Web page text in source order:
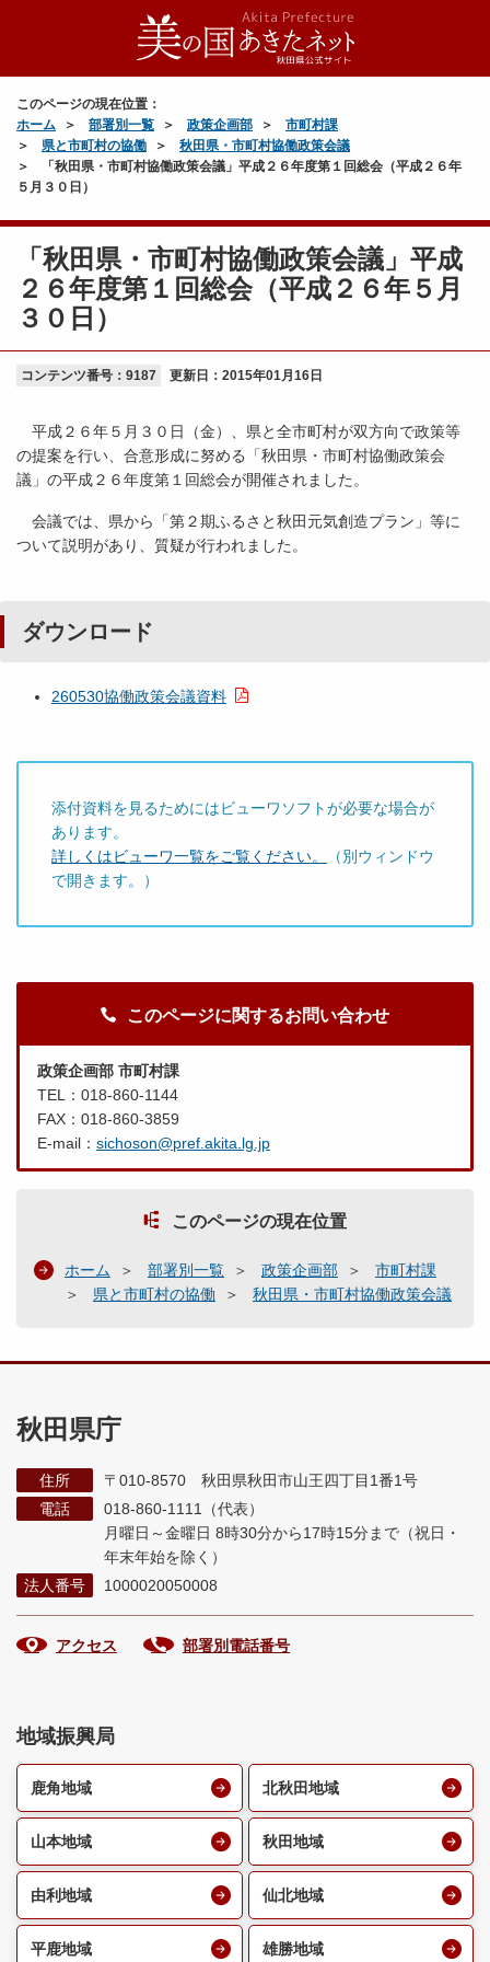
このページの現在位置：
ホーム
部署別一覧 政策企画部
市町村課
県と市町村の協働
秋田県・市町村協働政策会議
「秋田県・市町村協働政策会議」平成２６年度第１回総会（平成２６年
５月３０日）
「秋田県・市町村協働政策会議」平成
２６年度第１回総会（平成２６年５月
３０日）
コンテンツ番号：9187 更新日： 2015年01月16日
平成２６年５月３０日（金）、県と全市町村が双方向で政策等
の提案を行い、合意形成に努める「秋田県・市町村協働政策会
議」の平成２６年度第１回総会が開催されました。
会議では、県から「第２期ふるさと秋田元気創造プラン」等に
ついて説明があり、質疑が行われました。
ダウンロード
260530協働政策会議資料
添付資料を見るためにはビューワソフトが必要な場合が
あります。
詳しくはビューワ一覧をご覧ください。
（別ウィンドウ
で開きます。）
このページに関するお問い合わせ
政策企画部 市町村課
TEL：018-860-1144
FAX：018-860-3859
E-mail： sichoson@pref.akita.lg.jp
このページの現在位置
ホーム 部署別一覧 政策企画部
市町村課
県と市町村の協働
秋田県・市町村協働政策会議
秋田県庁
住所
〒010-8570 秋田県秋田市山王四丁目1番1号
電話
018-860-1111（代表）
月曜日～金曜日 8時30分から17時15分まで （祝日・
年末年始を除く）
法人番号
1000020050008
アクセス 部署別電話番号
地域振興局
鹿角地域 北秋田地域
山本地域 秋田地域
由利地域 仙北地域
平鹿地域 雄勝地域